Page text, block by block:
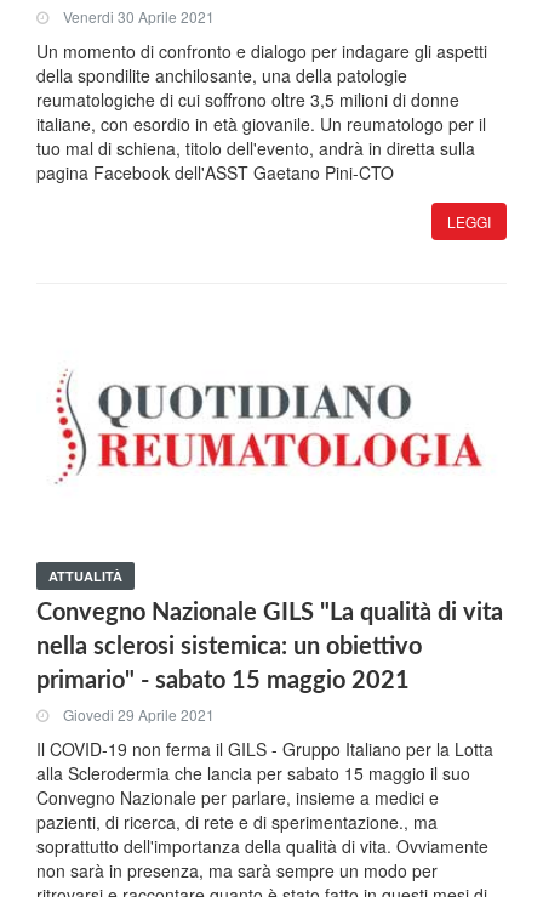
Venerdi 30 Aprile 2021
Un momento di confronto e dialogo per indagare gli aspetti
della spondilite anchilosante, una della patologie
reumatologiche di cui soffrono oltre 3,5 milioni di donne
italiane, con esordio in età giovanile. Un reumatologo per il
tuo mal di schiena, titolo dell'evento, andrà in diretta sulla
pagina Facebook dell'ASST Gaetano Pini-CTO
LEGGI
ATTUALITÀ
Convegno Nazionale GILS "La qualità di vita
nella sclerosi sistemica: un obiettivo
primario" - sabato 15 maggio 2021
Giovedi 29 Aprile 2021
Il COVID-19 non ferma il GILS - Gruppo Italiano per la Lotta
alla Sclerodermia che lancia per sabato 15 maggio il suo
Convegno Nazionale per parlare, insieme a medici e
pazienti, di ricerca, di rete e di sperimentazione., ma
soprattutto dell'importanza della qualità di vita. Ovviamente
non sarà in presenza, ma sarà sempre un modo per